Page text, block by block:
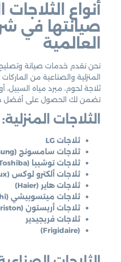
أنواع
صيانتها في
العالمية
نحن نقدم خدمات صيانة وتصليح
المنزلية والصناعية من
ثلاجة لحوم، مبرد مياه السبيل،
نضمن لك الحصول على أفضل
الثلاجات المنزلية:
ثلاجات LG
ثلاجات سامسونج (Samsung)
ثلاجات توشيبا (Toshiba)
ثلاجات ألكترو لوكس (Electrolux)
ثلاجات هاير (Haier)
ثلاجات ميتسوبيشي (Mitsubishi)
ثلاجات أريستون (Ariston)
ثلاجات فريجيدير
(Frigidaire)